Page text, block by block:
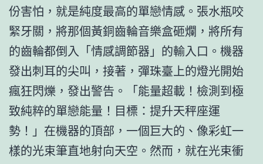
份害怕，就是純度最高的單戀情感。張水瓶咬
緊牙關，將那個黃銅齒輪音樂盒砸爛，將所有
的齒輪都倒入「情感調節器」的輸入口。機器
發出刺耳的尖叫，接著，彈珠臺上的燈光開始
瘋狂閃爍，發出警告。「能量超載！檢測到極
致純粹的單戀能量！目標：提升天秤座運
勢！」在機器的頂部，一個巨大的、像彩虹一
樣的光束筆直地射向天空。然而，就在光束衝